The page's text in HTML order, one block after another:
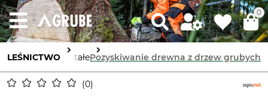
0
LEŚNICTWOPozostałePozyskiwanie drewna z drzew grubych
0